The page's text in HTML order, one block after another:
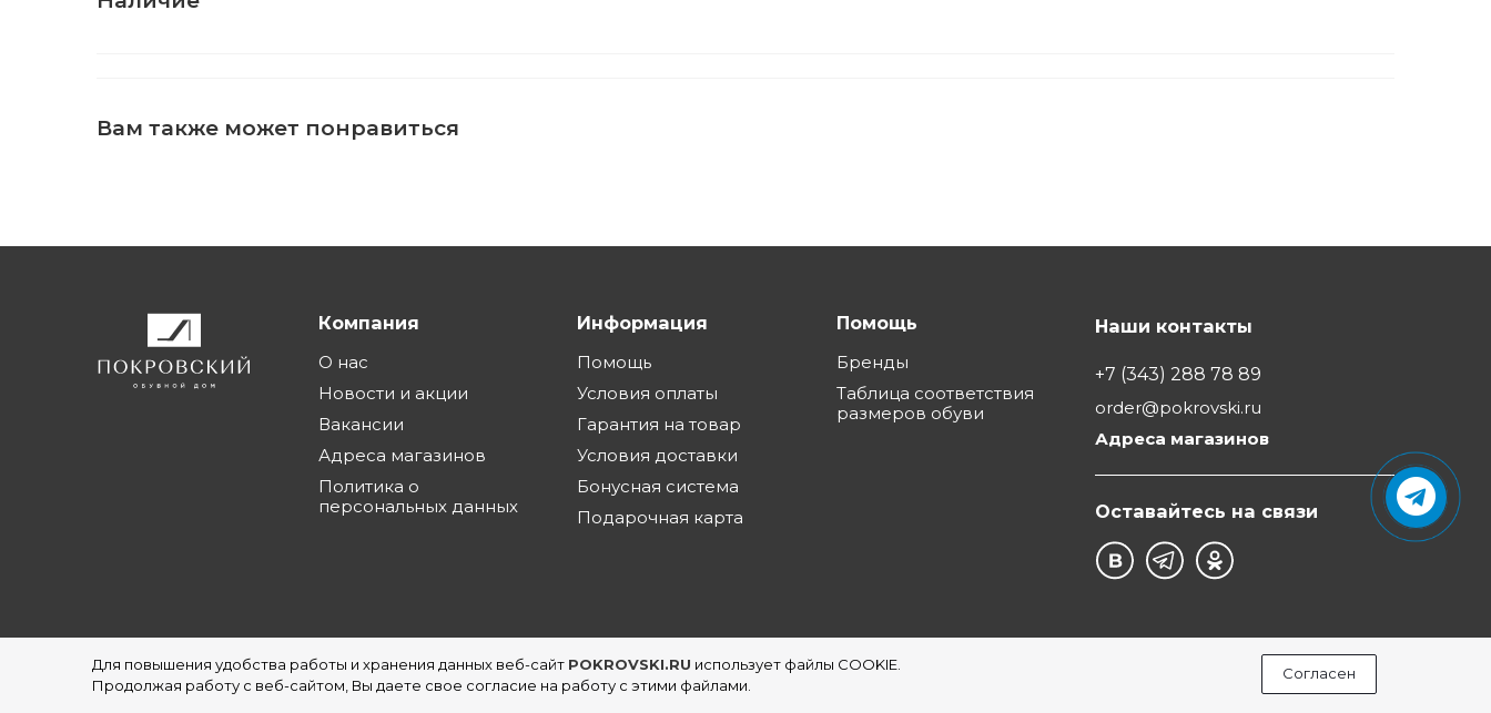
Для повышения удобства работы и хранения данных веб-сайт POKROVSKI.RU использует файлы COOKIE.
Продолжая работу с веб-сайтом, Вы даете свое согласие на работу с этими файлами.
Согласен
Вам также может понравиться
Компания
О нас
Новости и акции
Вакансии
Адреса магазинов
Политика о
персональных данных
Информация
Помощь
Условия оплаты
Гарантия на товар
Условия доставки
Бонусная система
Подарочная карта
Помощь
Бренды
Таблица соответствия
размеров обуви
Наши контакты
+7 (343) 288 78 89
order@pokrovski.ru
Адреса магазинов
Оставайтесь на связи
©1997 - 2026 Обувной Дом "Покровский" - сеть магазинов обуви в Екатеринбурге